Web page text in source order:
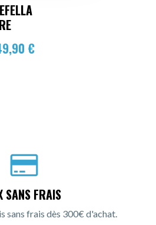
€
SANS FRAIS
sans frais dès 300€ d'achat.